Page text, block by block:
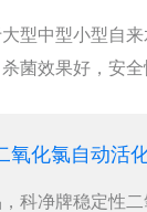
型中型小型自
菌效果好，安
氧化氯自动活
科净牌稳定性